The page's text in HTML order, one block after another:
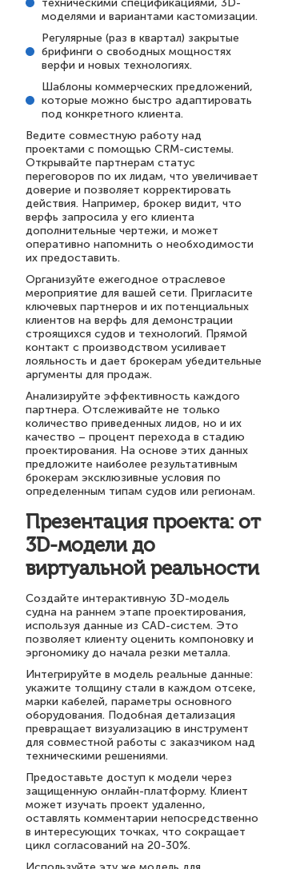
техническими спецификациями, 3D-
моделями и вариантами кастомизации.
Регулярные (раз в квартал) закрытые
брифинги о свободных мощностях
верфи и новых технологиях.
Шаблоны коммерческих предложений,
которые можно быстро адаптировать
под конкретного клиента.
Ведите совместную работу над
проектами с помощью CRM-системы.
Открывайте партнерам статус
переговоров по их лидам, что увеличивает
доверие и позволяет корректировать
действия. Например, брокер видит, что
верфь запросила у его клиента
дополнительные чертежи, и может
оперативно напомнить о необходимости
их предоставить.
Организуйте ежегодное отраслевое
мероприятие для вашей сети. Пригласите
ключевых партнеров и их потенциальных
клиентов на верфь для демонстрации
строящихся судов и технологий. Прямой
контакт с производством усиливает
лояльность и дает брокерам убедительные
аргументы для продаж.
Анализируйте эффективность каждого
партнера. Отслеживайте не только
количество приведенных лидов, но и их
качество – процент перехода в стадию
проектирования. На основе этих данных
предложите наиболее результативным
брокерам эксклюзивные условия по
определенным типам судов или регионам.
Презентация проекта: от
3D-модели до
виртуальной реальности
Создайте интерактивную 3D-модель
судна на раннем этапе проектирования,
используя данные из CAD-систем. Это
позволяет клиенту оценить компоновку и
эргономику до начала резки металла.
Интегрируйте в модель реальные данные:
укажите толщину стали в каждом отсеке,
марки кабелей, параметры основного
оборудования. Подобная детализация
превращает визуализацию в инструмент
для совместной работы с заказчиком над
техническими решениями.
Предоставьте доступ к модели через
защищенную онлайн-платформу. Клиент
может изучать проект удаленно,
оставлять комментарии непосредственно
в интересующих точках, что сокращает
цикл согласований на 20-30%.